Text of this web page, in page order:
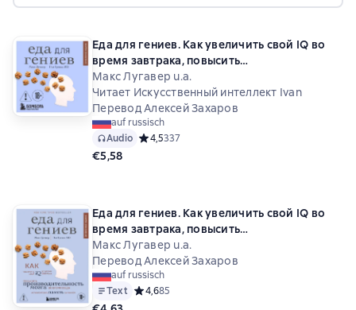
Еда для гениев. Как увеличить свой IQ во
время завтрака, повысить
производительность мозга во время обеда
и активизировать память за ужином
Макс Лугавер u.a.
Читает Искусственный интеллект Ivan
Перевод Алексей Захаров
auf russisch
Audio Средний рейтинг 4,5 на основе 337 оценок
4,5337
€5,58
Еда для гениев. Как увеличить свой IQ во
время завтрака, повысить
производительность мозга во время обеда
и активизировать память за ужином
Макс Лугавер u.a.
Перевод Алексей Захаров
auf russisch
Text Средний рейтинг 4,6 на основе 85 оценок
4,685